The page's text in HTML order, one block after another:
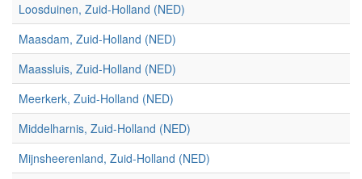
Loosduinen, Zuid-Holland (NED)
Maasdam, Zuid-Holland (NED)
Maassluis, Zuid-Holland (NED)
Meerkerk, Zuid-Holland (NED)
Middelharnis, Zuid-Holland (NED)
Mijnsheerenland, Zuid-Holland (NED)